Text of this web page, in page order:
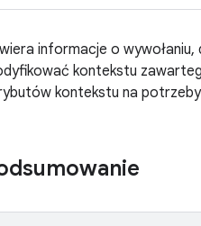
informacje o
kontekstu
kontekstu na